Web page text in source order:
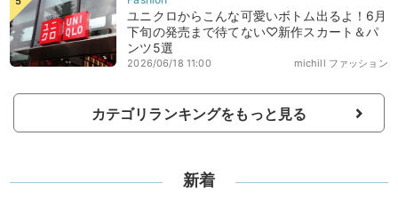
ユニクロからこんな可愛いボトム出るよ！6月
下旬の発売まで待てない♡新作スカート＆パ
ンツ5選
michill ファッション
2026/06/18 11:00
カテゴリランキングをもっと見る
新着